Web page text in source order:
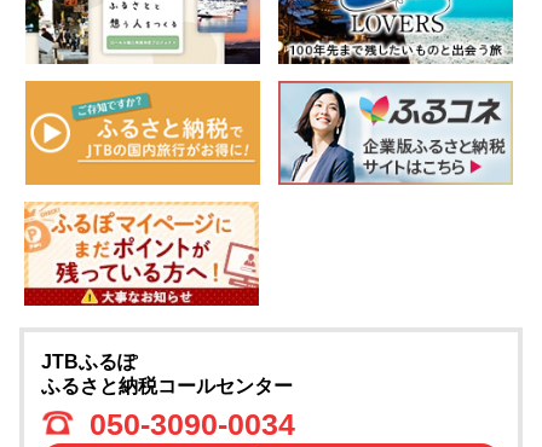
JTBふるぽ
ふるさと納税コールセンター
050-3090-0034